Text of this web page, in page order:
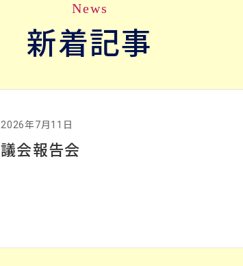
News
新着記事
2026年7月11日
議会報告会